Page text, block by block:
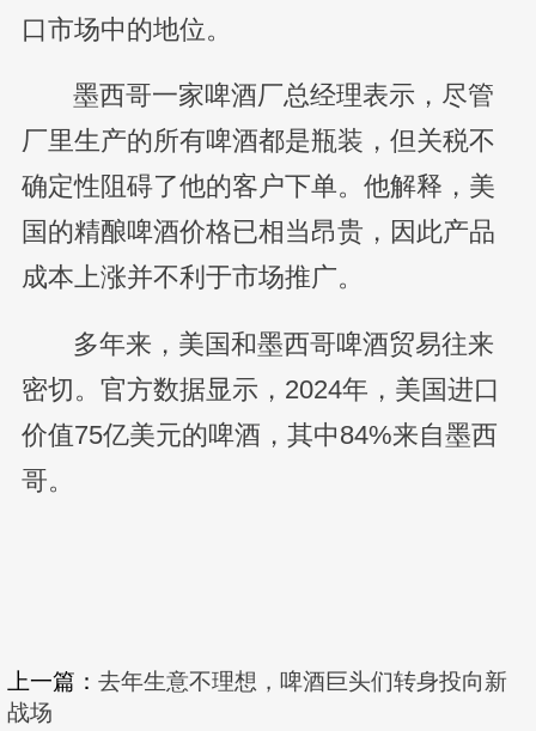
口市场中的地位。
墨西哥一家啤酒厂总经理表示，尽管
厂里生产的所有啤酒都是瓶装，但关税不
确定性阻碍了他的客户下单。他解释，美
国的精酿啤酒价格已相当昂贵，因此产品
成本上涨并不利于市场推广。
多年来，美国和墨西哥啤酒贸易往来
密切。官方数据显示，2024年，美国进口
价值75亿美元的啤酒，其中84%来自墨西
哥。
上一篇： 去年生意不理想，啤酒巨头们转身投向新
战场